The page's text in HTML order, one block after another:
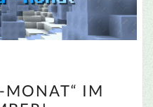
MONAT“ IM